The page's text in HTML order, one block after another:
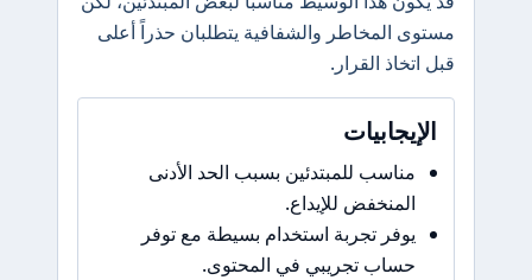
مستوى المخاطر والشفافية يتطلبان حذراً أعلى
قبل اتخاذ القرار.
الإيجابيات
مناسب للمبتدئين بسبب الحد الأدنى
المنخفض للإيداع.
يوفر تجربة استخدام بسيطة مع توفر
حساب تجريبي في المحتوى.